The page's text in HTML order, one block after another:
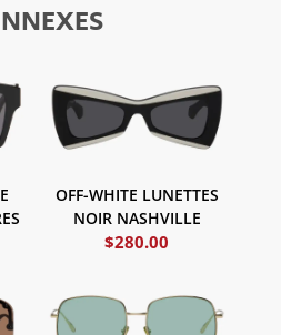
OFF-WHITE LUNETTES
NOIR NASHVILLE
$280.00